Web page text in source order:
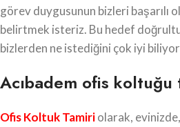
görev duygusunun bizleri başarılı
belirtmek isteriz. Bu hedef
bizlerden ne istediğini çok iyi
Acıbadem ofis koltuğu
Ofis Koltuk Tamiriolarak,